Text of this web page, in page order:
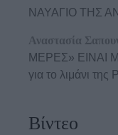
ΝΑΥΑΓΙΟ ΤΗΣ
Αναστασία
ΜΕΡΕΣ» ΕΙΝΑΙ
για το λιμάνι
Βίντεο